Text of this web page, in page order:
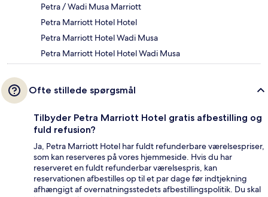
Petra / Wadi Musa Marriott
Petra Marriott Hotel Hotel
Petra Marriott Hotel Wadi Musa
Petra Marriott Hotel Hotel Wadi Musa
Ofte stillede spørgsmål
Tilbyder Petra Marriott Hotel gratis afbestilling og
fuld refusion?
Ja, Petra Marriott Hotel har fuldt refunderbare værelsespriser,
som kan reserveres på vores hjemmeside. Hvis du har
reserveret en fuldt refunderbar værelsespris, kan
reservationen afbestilles op til et par dage før indtjekning
afhængigt af overnatningsstedets afbestillingspolitik. Du skal